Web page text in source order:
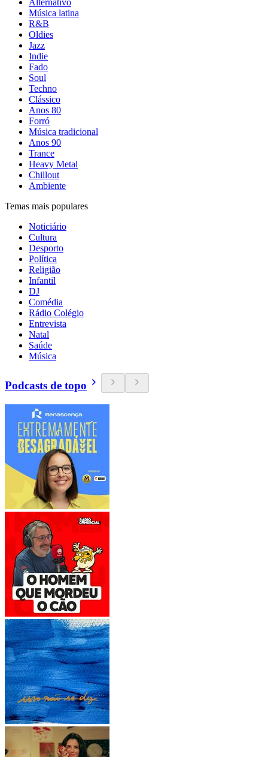
Alternativo
Música latina
R&B
Oldies
Jazz
Indie
Fado
Soul
Techno
Clássico
Anos 80
Forró
Música tradicional
Anos 90
Trance
Heavy Metal
Chillout
Ambiente
Temas mais populares
Noticiário
Cultura
Desporto
Política
Religião
Infantil
DJ
Comédia
Rádio Colégio
Entrevista
Natal
Saúde
Música
Podcasts de topo